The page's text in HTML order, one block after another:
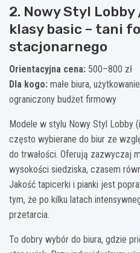
2. Nowy Styl
klasy basic – tani
stacjonarnego
Orientacyjna cena: 500–800 zł
Dla kogo: małe biura,
ograniczony budżet firmowy
Modele w stylu Nowy Styl Lobby
często wybierane do biur ze
do trwałości. Oferują zazwyczaj
wysokości siedziska, czasem
Jakość tapicerki i pianki jest
tym, że po kilku latach
przetarcia.
To dobry wybór do biura, gdzie